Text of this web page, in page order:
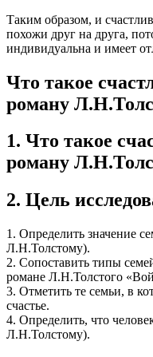
Таким образом, и
похожи друг на друга,
индивидуальна и имеет
Что такое
роману
1. Что такое
роману
2. Цель
1. Определить значение
Л.Н.Толстому).
2. Сопоставить типы
романе Л.Н.Толстого
3. Отметить те семьи, в
счастье.
4. Определить, что
Л.Н.Толстому).